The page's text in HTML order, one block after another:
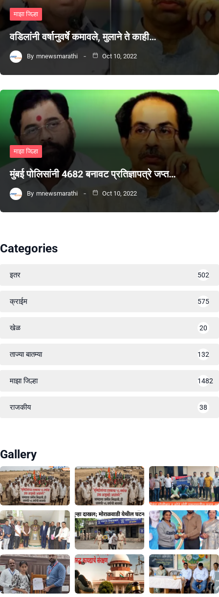
माझा जिल्हा
वडिलांनी वर्षानुवर्षे कमावले, मुलाने ते काही…
By mnewsmarathi Oct 10, 2022
माझा जिल्हा
मुंबई पोलिसांनी 4682 बनावट प्रतिज्ञापत्रे जप्त…
By mnewsmarathi Oct 10, 2022
Categories
इतर 502
क्राईम 575
खेळ 20
ताज्या बातम्या 132
माझा जिल्हा 1482
राजकीय 38
Gallery